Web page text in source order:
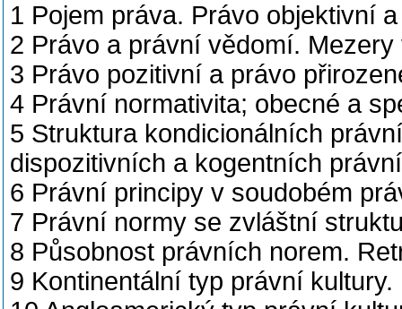
1 Pojem práva. Právo objektivní
2 Právo a právní vědomí. Mezery
3 Právo pozitivní a právo
4 Právní normativita; obecné a
5 Struktura kondicionálních
dispozitivních a kogentních
6 Právní principy v soudobém
7 Právní normy se zvláštní
8 Působnost právních norem.
9 Kontinentální typ právní kultury.